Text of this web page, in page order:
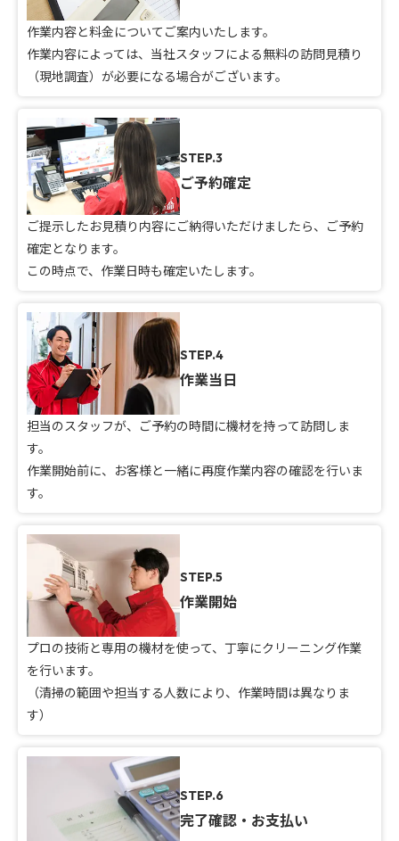
作業内容と料金についてご案内いたします。
作業内容によっては、当社スタッフによる無料の訪問見積り
（現地調査）が必要になる場合がございます。
STEP.3
ご予約確定
ご提示したお見積り内容にご納得いただけましたら、ご予約
確定となります。
この時点で、作業日時も確定いたします。
STEP.4
作業当日
担当のスタッフが、ご予約の時間に機材を持って訪問しま
す。
作業開始前に、お客様と一緒に再度作業内容の確認を行いま
す。
STEP.5
作業開始
プロの技術と専用の機材を使って、丁寧にクリーニング作業
を行います。
（清掃の範囲や担当する人数により、作業時間は異なりま
す）
STEP.6
完了確認・お支払い